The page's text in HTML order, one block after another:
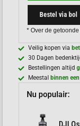
Bestel via bol
* Over de
Veilig kopen via
30 Dagen
Bestellingen altijd
Meestalbinnen
Nu populair: